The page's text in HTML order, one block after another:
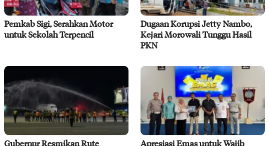
Pemkab Sigi, Serahkan Motor
untuk Sekolah Terpencil
Dugaan Korupsi Jetty Nambo,
Kejari Morowali Tunggu Hasil
PKN
Gubernur Resmikan Rute Apresiasi Emas untuk Wajib